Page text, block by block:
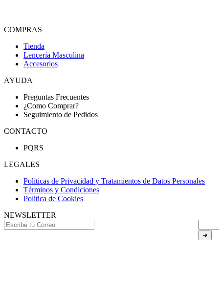
COMPRAS
Tienda
Lencería Masculina
Accesorios
AYUDA
Preguntas Frecuentes
¿Como Comprar?
Seguimiento de Pedidos
CONTACTO
PQRS
LEGALES
Politicas de Privacidad y Tratamientos de Datos Personales
Términos y Condiciones
Politica de Cookies
NEWSLETTER
➜